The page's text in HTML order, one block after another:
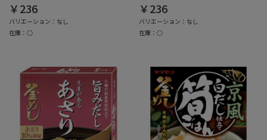
￥236
バリエーション：なし
在庫：○
￥236
バリエーション：なし
在庫：○